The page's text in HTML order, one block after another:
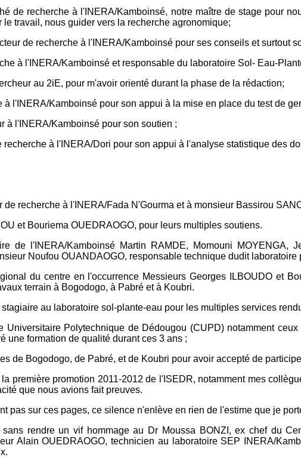
de recherche à l'INERA/Kamboinsé, notre maître de stage pour
travail, nous guider vers la recherche agronomique;
de recherche à l'INERA/Kamboinsé pour ses conseils et surtout
à l'INERA/Kamboinsé et responsable du laboratoire Sol- Eau-
au 2iE, pour m'avoir orienté durant la phase de la rédaction;
à l'INERA/Kamboinsé pour son appui à la mise en place du test de
à l'INERA/Kamboinsé pour son soutien ;
recherche à l'INERA/Dori pour son appui à l'analyse statistique des
de recherche à l'INERA/Fada N'Gourma et à monsieur Bassirou
et Bouriema OUEDRAOGO, pour leurs multiples soutiens.
de l'INERA/Kamboinsé Martin RAMDE, Momouni MOYENGA,
Noufou OUANDAOGO, responsable technique dudit
du centre en l'occurrence Messieurs Georges ILBOUDO et
terrain à Bogodogo, à Pabré et à Koubri.
au laboratoire sol-plante-eau pour les multiples services
Universitaire Polytechnique de Dédougou (CUPD) notamment
une formation de qualité durant ces 3 ans ;
de Bogodogo, de Pabré, et de Koubri pour avoir accepté de
première promotion 2011-2012 de l'ISEDR, notamment mes
que nous avions fait preuves.
pas sur ces pages, ce silence n'enlève en rien de l'estime que je
rendre un vif hommage au Dr Moussa BONZI, ex chef du
Alain OUEDRAOGO, technicien au laboratoire SEP INERA/